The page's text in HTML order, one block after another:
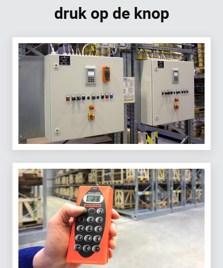
druk op de knop